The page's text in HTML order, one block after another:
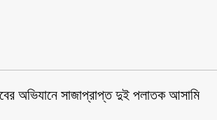
অভিযানে সাজাপ্রাপ্ত দুই পলাতক আসামি